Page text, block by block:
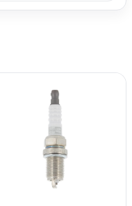
PREZZO
ORIGINALE
€54,05.